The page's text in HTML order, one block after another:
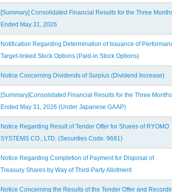
[Summary] Consolidated Financial Results for the Three
Ended May 31, 2026
Notification Regarding Determination of Issuance of
Target-linked Stock Options (Paid-in Stock Options)
Notice Concerning Dividends of Surplus (Dividend Increase)
[Summary]Consolidated Financial Results for the Three Months
Ended May 31, 2026 (Under Japanese GAAP)
Notice Regarding Result of Tender Offer for Shares of RYOMO
SYSTEMS CO., LTD. (Securities Code: 9691)
Notice Regarding Completion of Payment for Disposal of
Treasury Shares by Way of Third-Party Allotment
Notice Concerning the Results of the Tender Offer and